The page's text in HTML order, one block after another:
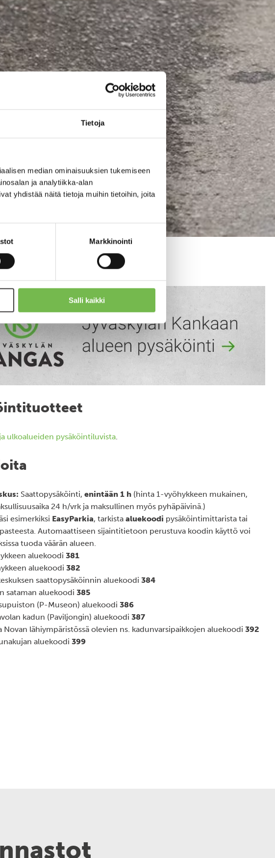
Tietoja
median ominaisuuksien tukemiseen
ja analytiikka-alan
yhdistää näitä tietoja muihin tietoihin, joita
Markkinointi
Salli kaikki
ulkoalueiden pysäköintiluvista.
Saattopysäköinti, enintään 1 h (hinta 1-vyöhykkeen mukainen,
24 h/vrk ja maksullinen myös pyhäpäivinä.)
esimerkiksi EasyParkia, tarkista aluekoodi pysäköintimittarista tai
Automaattiseen sijaintitietoon perustuva koodin käyttö voi
tuoda väärän alueen.
aluekoodi 381
aluekoodi 382
saattopysäköinnin aluekoodi 384
sataman aluekoodi 385
(P-Museon) aluekoodi 386
kadun (Paviljongin) aluekoodi 387
Novan lähiympäristössä olevien ns. kadunvarsipaikkojen aluekoodi 392
aluekoodi 399